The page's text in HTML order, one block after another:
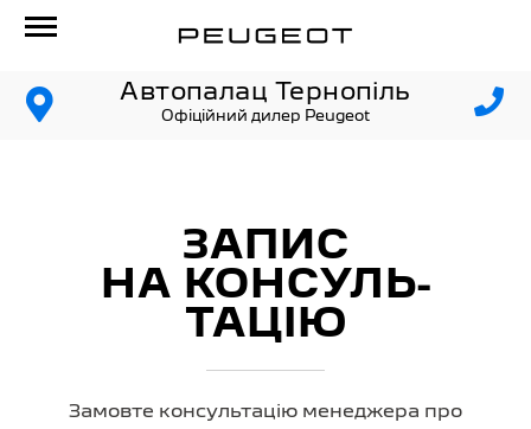
Автопалац Тернопіль
Офіційний дилер Peugeot
ЗАПИС
НА КОНСУЛЬ­
ТАЦІЮ
Замовте консультацію менеджера про